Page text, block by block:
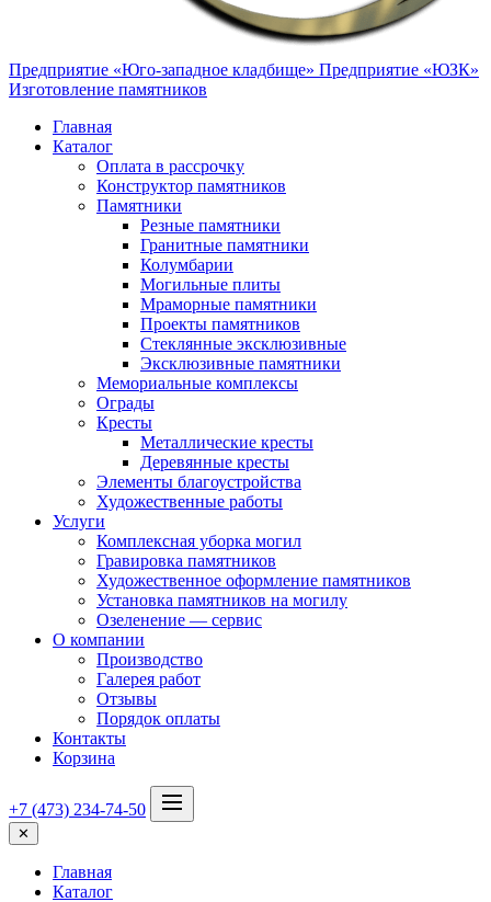
Предприятие «Юго-западное кладбище» Предприятие «ЮЗК»
Изготовление памятников
Главная
Каталог
Оплата в рассрочку
Конструктор памятников
Памятники
Резные памятники
Гранитные памятники
Колумбарии
Могильные плиты
Мраморные памятники
Проекты памятников
Стеклянные эксклюзивные
Эксклюзивные памятники
Мемориальные комплексы
Ограды
Кресты
Металлические кресты
Деревянные кресты
Элементы благоустройства
Художественные работы
Услуги
Комплексная уборка могил
Гравировка памятников
Художественное оформление памятников
Установка памятников на могилу
Озеленение — сервис
О компании
Производство
Галерея работ
Отзывы
Порядок оплаты
Контакты
Корзина
+7 (473) 234-74-50
✕
Главная
Каталог